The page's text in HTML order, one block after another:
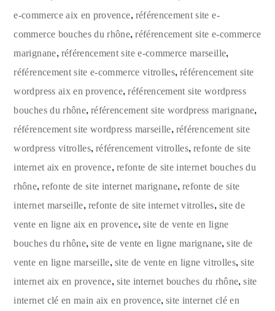
e-commerce aix en provence, référencement site e-
commerce bouches du rhône,référencement site e-commerce
marignane, référencement site e-commerce marseille,
référencement site e-commerce vitrolles,référencement site
wordpress aix en provence,référencement site wordpress
bouches du rhône,référencement site wordpress marignane,
référencement site wordpress marseille, référencement site
wordpress vitrolles,référencement vitrolles,refonte de site
internet aix en provence, refonte de site internet bouches du
rhône,refonte de site internet marignane,refonte de site
internet marseille, refonte de site internet vitrolles, site de
vente en ligne aix en provence, site de vente en ligne
bouches du rhône,site de vente en ligne marignane,site de
vente en ligne marseille, site de vente en ligne vitrolles,site
internet aix en provence, site internet bouches du rhône,site
internet clé en main aix en provence,site internet clé en